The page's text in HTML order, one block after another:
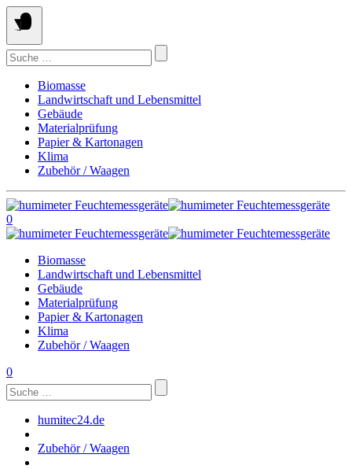
Springe
zum
Inhalt
Suchen
nach:
Biomasse
Landwirtschaft und Lebensmittel
Gebäude
Materialprüfung
Papier & Kartonagen
Klima
Zubehör / Waagen
0
Biomasse
Landwirtschaft und Lebensmittel
Gebäude
Materialprüfung
Papier & Kartonagen
Klima
Zubehör / Waagen
0
Suchen
nach:
humitec24.de
Zubehör / Waagen